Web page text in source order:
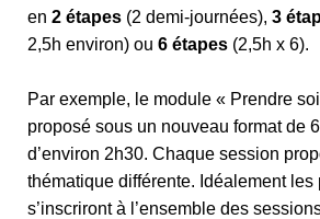
en 2 étapes (2 demi-journées), 3
2,5h environ) ou 6 étapes (2,5h x 6).
Par exemple, le module « Prendre
proposé sous un nouveau format de
d’environ 2h30. Chaque session
thématique différente. Idéalement les
s’inscriront à l’ensemble des